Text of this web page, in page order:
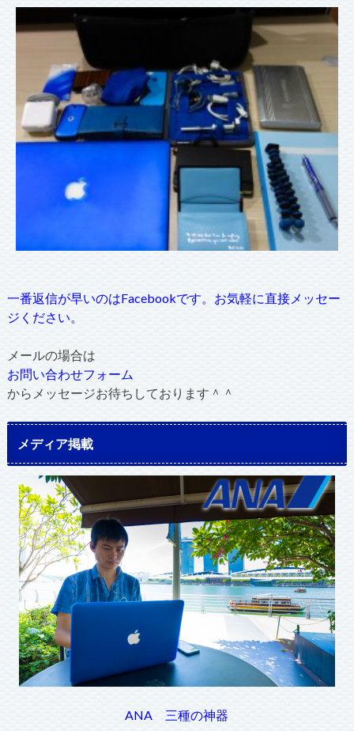
一番返信が早いのはFacebookです。お気軽に直接メッセー
ジください。
メールの場合は
お問い合わせフォーム
からメッセージお待ちしております＾＾
メディア掲載
ANA 三種の神器